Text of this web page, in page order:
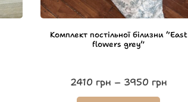
Комплект постільної білизни “East
flowers grey”
2410 грн – 3950 грн